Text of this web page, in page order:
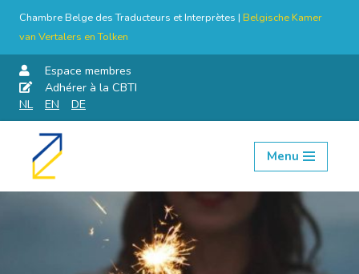
Chambre Belge des Traducteurs et Interprètes | Belgische Kamer
van Vertalers en Tolken
Espace membres
Adhérer à la CBTI
NL
EN DE
Aller
Menu